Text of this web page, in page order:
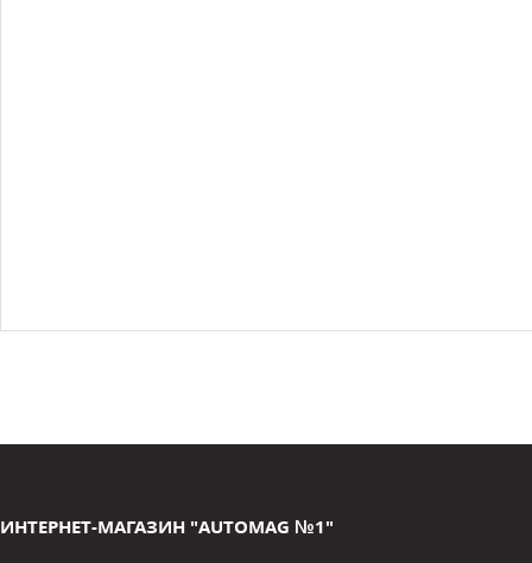
ИНТЕРНЕТ-МАГАЗИН "AUTOMAG №1"